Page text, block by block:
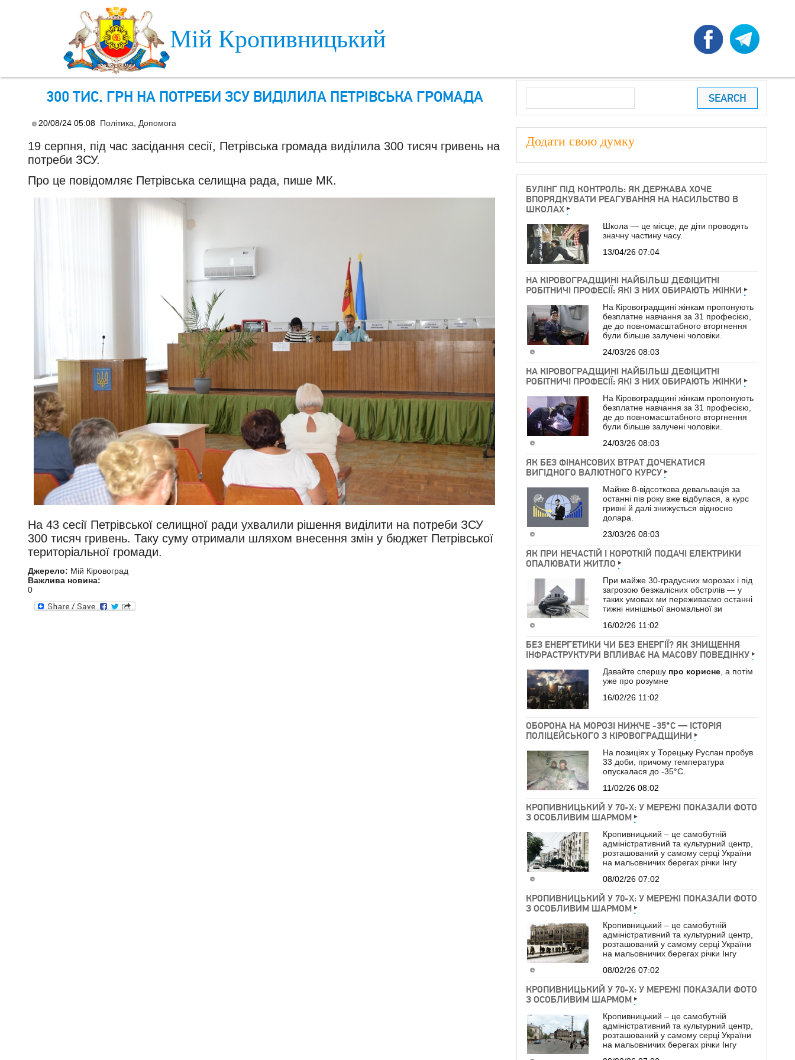
Мій Кропивницький
300 ТИС. ГРН НА ПОТРЕБИ ЗСУ ВИДІЛИЛА ПЕТРІВСЬКА ГРОМАДА
20/08/24 05:08 Політика Допомога
19 серпня, під час засідання сесії, Петрівська громада виділила 300 тисяч гривень на
потреби ЗСУ.
Про це повідомляє Петрівська селищна рада, пише МК.
На 43 сесії Петрівської селищної ради ухвалили рішення виділити на потреби ЗСУ
300 тисяч гривень. Таку суму отримали шляхом внесення змін у бюджет Петрівської
територіальної громади.
Джерело: Мій Кіровоград
Важлива новина:
0
Search
Додати свою думку
БУЛІНГ ПІД КОНТРОЛЬ: ЯК ДЕРЖАВА ХОЧЕ
ВПОРЯДКУВАТИ РЕАГУВАННЯ НА НАСИЛЬСТВО В
ШКОЛАХ
Школа — це місце, де діти проводять
значну частину часу.
13/04/26 07:04
НА КІРОВОГРАДЩИНІ НАЙБІЛЬШ ДЕФІЦИТНІ
РОБІТНИЧІ ПРОФЕСІЇ: ЯКІ З НИХ ОБИРАЮТЬ ЖІНКИ
На Кіровоградщині жінкам пропонують
безплатне навчання за 31 професією,
де до повномасштабного вторгнення
були більше залучені чоловіки.
24/03/26 08:03
НА КІРОВОГРАДЩИНІ НАЙБІЛЬШ ДЕФІЦИТНІ
РОБІТНИЧІ ПРОФЕСІЇ: ЯКІ З НИХ ОБИРАЮТЬ ЖІНКИ
На Кіровоградщині жінкам пропонують
безплатне навчання за 31 професією,
де до повномасштабного вторгнення
були більше залучені чоловіки.
24/03/26 08:03
ЯК БЕЗ ФІНАНСОВИХ ВТРАТ ДОЧЕКАТИСЯ
ВИГІДНОГО ВАЛЮТНОГО КУРСУ
Майже 8-відсоткова девальвація за
останні пів року вже відбулася, а курс
гривні й далі знижується відносно
долара.
23/03/26 08:03
ЯК ПРИ НЕЧАСТІЙ І КОРОТКІЙ ПОДАЧІ ЕЛЕКТРИКИ
ОПАЛЮВАТИ ЖИТЛО
При майже 30-градусних морозах і під
загрозою безжалісних обстрілів — у
таких умовах ми переживаємо останні
тижні нинішньої аномальної зи
16/02/26 11:02
БЕЗ ЕНЕРГЕТИКИ ЧИ БЕЗ ЕНЕРГІЇ? ЯК ЗНИЩЕННЯ
ІНФРАСТРУКТУРИ ВПЛИВАЄ НА МАСОВУ ПОВЕДІНКУ
Давайте спершу про корисне , а потім
уже про розумне
16/02/26 11:02
ОБОРОНА НА МОРОЗІ НИЖЧЕ -35°C — ІСТОРІЯ
ПОЛІЦЕЙСЬКОГО З КІРОВОГРАДЩИНИ
На позиціях у Торецьку Руслан пробув
33 доби, причому температура
опускалася до -35°C.
11/02/26 08:02
КРОПИВНИЦЬКИЙ У 70-Х: У МЕРЕЖІ ПОКАЗАЛИ ФОТО
З ОСОБЛИВИМ ШАРМОМ
Кропивницький – це самобутній
адміністративний та культурний центр,
розташований у самому серці України
на мальовничих берегах річки Інгу
08/02/26 07:02
КРОПИВНИЦЬКИЙ У 70-Х: У МЕРЕЖІ ПОКАЗАЛИ ФОТО
З ОСОБЛИВИМ ШАРМОМ
Кропивницький – це самобутній
адміністративний та культурний центр,
розташований у самому серці України
на мальовничих берегах річки Інгу
08/02/26 07:02
КРОПИВНИЦЬКИЙ У 70-Х: У МЕРЕЖІ ПОКАЗАЛИ ФОТО
З ОСОБЛИВИМ ШАРМОМ
Кропивницький – це самобутній
адміністративний та культурний центр,
розташований у самому серці України
на мальовничих берегах річки Інгу